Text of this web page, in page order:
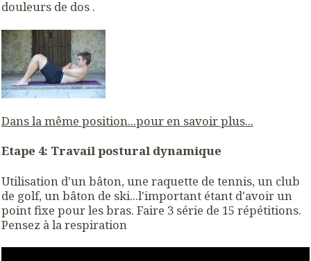
douleurs de dos .
Dans la même position...pour en savoir plus...
Etape 4: Travail postural dynamique
Utilisation d'un bâton, une raquette de tennis, un club
de golf, un bâton de ski...l'important étant d'avoir un
point fixe pour les bras. Faire 3 série de 15 répétitions.
Pensez à la respiration